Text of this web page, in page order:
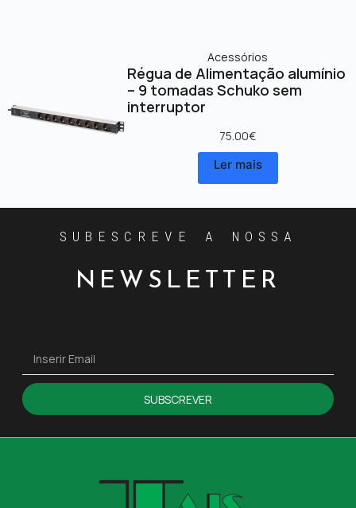
Acessórios
Régua de Alimentação alumínio
– 9 tomadas Schuko sem
interruptor
75.00€
Ler mais
SUBESCREVE A NOSSA
NEWSLETTER
SUBSCREVER